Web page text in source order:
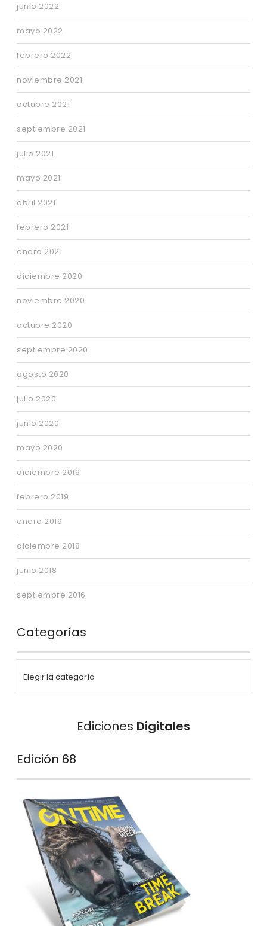
junio 2022
mayo 2022
febrero 2022
noviembre 2021
octubre 2021
septiembre 2021
julio 2021
mayo 2021
abril 2021
febrero 2021
enero 2021
diciembre 2020
noviembre 2020
octubre 2020
septiembre 2020
agosto 2020
julio 2020
junio 2020
mayo 2020
diciembre 2019
febrero 2019
enero 2019
diciembre 2018
junio 2018
septiembre 2016
Categorías
Ediciones Digitales
Edición 68